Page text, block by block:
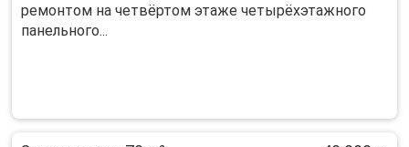
ремонтом на четвёртом этаже четырёхэтажного
панельного...